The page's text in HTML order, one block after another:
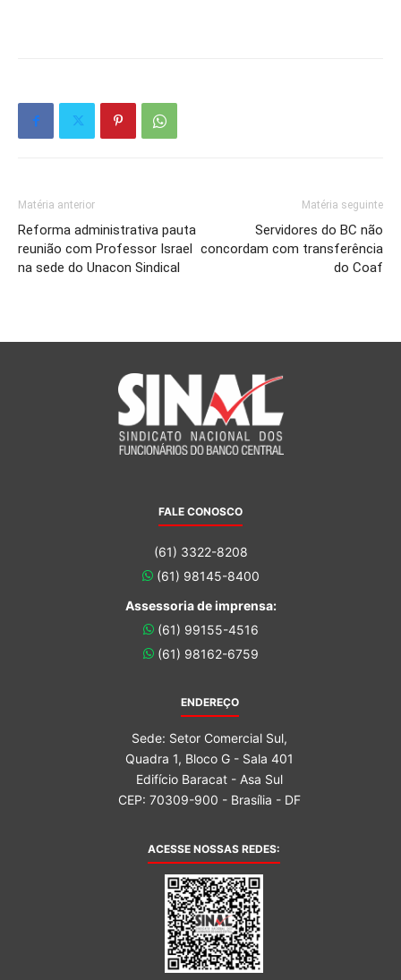
Matéria anterior
Reforma administrativa pauta
reunião com Professor Israel
na sede do Unacon Sindical
Matéria seguinte
Servidores do BC não
concordam com transferência
do Coaf
FALE CONOSCO
(61) 3322-8208
(61) 98145-8400
Assessoria de imprensa:
(61) 99155-4516
(61) 98162-6759
ENDEREÇO
Sede: Setor Comercial Sul,
Quadra 1, Bloco G - Sala 401
Edifício Baracat - Asa Sul
CEP: 70309-900 - Brasília - DF
ACESSE NOSSAS REDES: